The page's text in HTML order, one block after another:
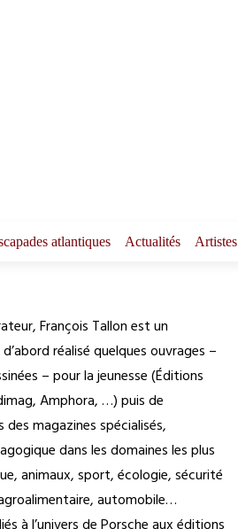
atlantiques Actualités Artistes
François Tallon est un
réalisé quelques ouvrages –
– pour la jeunesse (Éditions
Amphora, …) puis de
magazines spécialisés,
dans les domaines les plus
animaux, sport, écologie, sécurité
automobile…